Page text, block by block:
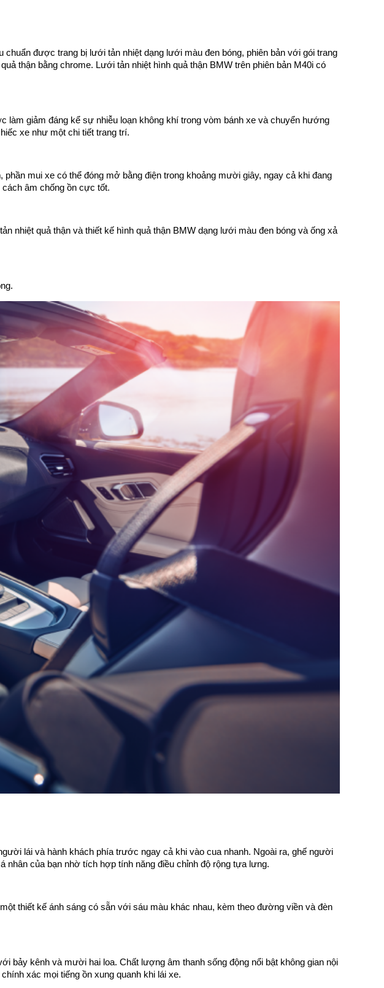
được trang bị lưới tản nhiệt dạng lưới màu đen bóng, phiên bản với gói trang
thận bằng chrome. Lưới tản nhiệt hình quả thận BMW trên phiên bản M40i có
giảm đáng kể sự nhiễu loạn không khí trong vòm bánh xe và chuyển hướng
xe như một chi tiết trang trí.
mui xe có thể đóng mở bằng điện trong khoảng mười giây, ngay cả khi đang
âm chống ồn cực tốt.
nhiệt quả thận và thiết kế hình quả thận BMW dạng lưới màu đen bóng và ống xả
lái và hành khách phía trước ngay cả khi vào cua nhanh. Ngoài ra, ghế người
của bạn nhờ tích hợp tính năng điều chỉnh độ rộng tựa lưng.
thiết kế ánh sáng có sẵn với sáu màu khác nhau, kèm theo đường viền và đèn
bảy kênh và mười hai loa. Chất lượng âm thanh sống động nổi bật không gian nội
xác mọi tiếng ồn xung quanh khi lái xe.